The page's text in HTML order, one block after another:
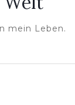
mein Leben.